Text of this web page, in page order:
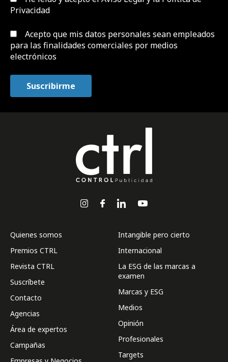
Privacidad
Acepto que mis datos personales sean empleados
para las finalidades comerciales por medios
electrónicos
Quienes somos
Premios CTRL
Revista CTRL
Suscríbete
Contacto
Agencias
Área de expertos
Campañas
Intangible pero cierto
Internacional
La ESG de las marcas a
examen
Marcas y ESG
Medios
Opinión
Profesionales
Targets